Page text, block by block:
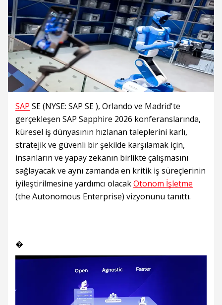
SAP SE (NYSE: SAP SE ), Orlando ve Madrid'te
gerçekleşen SAP Sapphire 2026 konferanslarında,
küresel iş dünyasının hızlanan taleplerini karlı,
stratejik ve güvenli bir şekilde karşılamak için,
insanların ve yapay zekanın birlikte çalışmasını
sağlayacak ve aynı zamanda en kritik iş süreçlerinin
iyileştirilmesine yardımcı olacakOtonom İşletme
(the Autonomous Enterprise) vizyonunu tanıttı.
�